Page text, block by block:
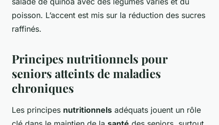
poisson. L’accent est mis sur la réduction des sucres
raffinés.
Principes nutritionnels pour
seniors atteints de maladies
chroniques
Les principes nutritionnels adéquats jouent un rôle